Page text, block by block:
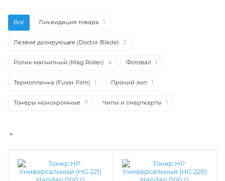
Все Ликвидация товара 1
Лезвие дозирующее (Doctor Blade) 2
Ролик магнитный (Mag Roller) 4 Фотовал 1
Термопленка (Fuser Film) 1 Прочий зип 1
Тонеры монохромные 7 Чипы и смарткарты 1